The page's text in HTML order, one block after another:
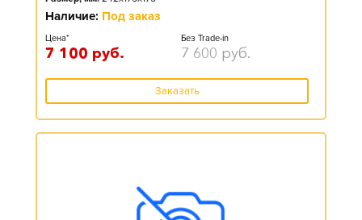
Наличие: Под заказ
Цена*
7 100 руб.
Без Trade-in
7 600 руб.
Заказать